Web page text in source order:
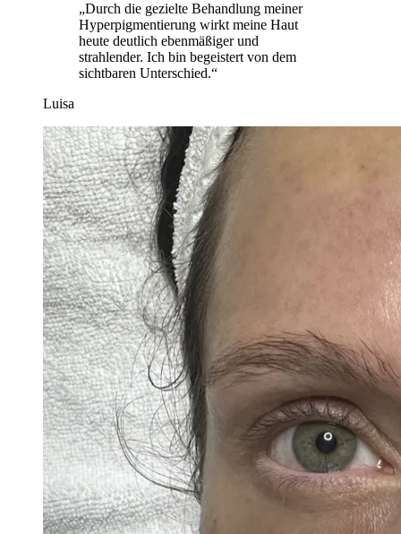
„Durch die gezielte Behandlung meiner
Hyperpigmentierung wirkt meine Haut
heute deutlich ebenmäßiger und
strahlender. Ich bin begeistert von dem
sichtbaren Unterschied.“
Luisa